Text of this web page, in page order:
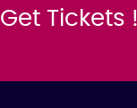
Get Tickets !